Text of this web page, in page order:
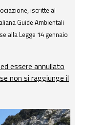
iscritte al
Guide Ambientali
alla Legge 14 gennaio
essere annullato
non si raggiunge il